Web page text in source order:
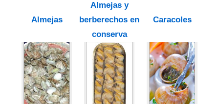
Almejas
Almejas y
berberechos en
conserva
Caracoles